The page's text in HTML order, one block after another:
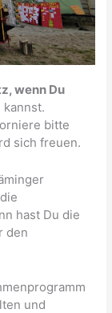
wenn Du
kannst.
bitte
sich freuen.
hast Du die
den
und